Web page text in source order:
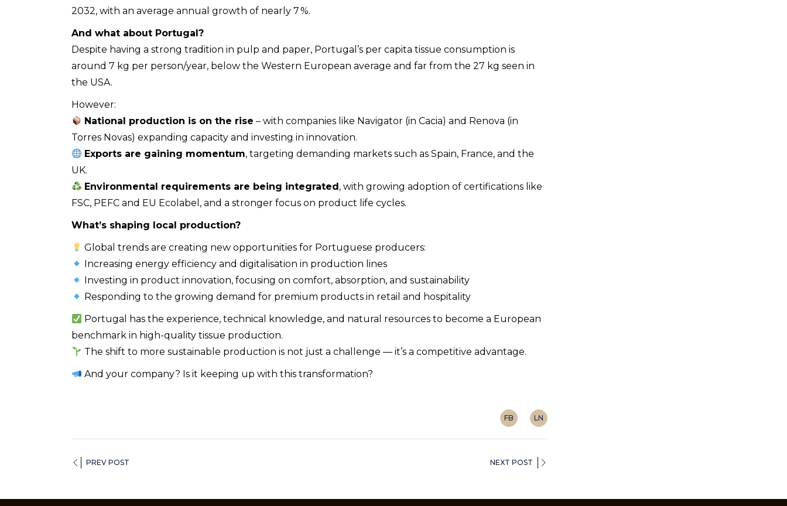
2032, with an average annual growth of nearly 7 %.
And what about Portugal?
Despite having a strong tradition in pulp and paper, Portugal’s per capita tissue consumption is
around 7 kg per person/year, below the Western European average and far from the 27 kg seen in
the USA.
However:
National production is on the rise – with companies like Navigator (in Cacia) and Renova (in
Torres Novas) expanding capacity and investing in innovation.
Exports are gaining momentum, targeting demanding markets such as Spain, France, and the
UK.
Environmental requirements are being integrated , with growing adoption of certifications like
FSC, PEFC and EU Ecolabel, and a stronger focus on product life cycles.
What’s shaping local production?
Global trends are creating new opportunities for Portuguese producers:
Increasing energy efficiency and digitalisation in production lines
Investing in product innovation, focusing on comfort, absorption, and sustainability
Responding to the growing demand for premium products in retail and hospitality
Portugal has the experience, technical knowledge, and natural resources to become a European
benchmark in high-quality tissue production.
The shift to more sustainable production is not just a challenge — it’s a competitive advantage.
And your company? Is it keeping up with this transformation?
FB LN
PREV POST NEXT POST